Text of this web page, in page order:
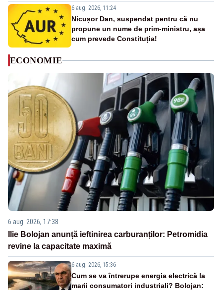
6 aug. 2026, 11:24
Nicușor Dan, suspendat pentru că nu
propune un nume de prim-ministru, așa
cum prevede Constituția!
ECONOMIE
6 aug. 2026, 17:38
Ilie Bolojan anunță ieftinirea carburanților: Petromidia
revine la capacitate maximă
6 aug. 2026, 15:36
Cum se va întrerupe energia electrică la
marii consumatori industriali? Bolojan: